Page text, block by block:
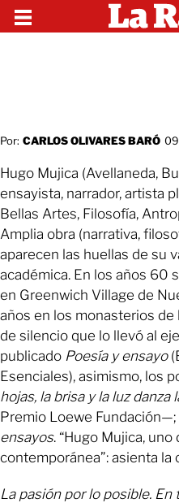
Por: CARLOS OLIVARES BARÓ
Hugo Mujica (Avellaneda,
ensayista, narrador, artista
Bellas Artes, Filosofía,
Amplia obra (narrativa,
aparecen las huellas de su
académica. En los años 60
en Greenwich Village de
años en los monasterios
de silencio que lo llevó al
publicado Poesía y ensayo
Esenciales), asimismo, los
hojas, la brisa y la luz danza
Premio Loewe Fundación—;
ensayos. “Hugo Mujica,
contemporánea”: asienta la
La pasión por lo posible. En